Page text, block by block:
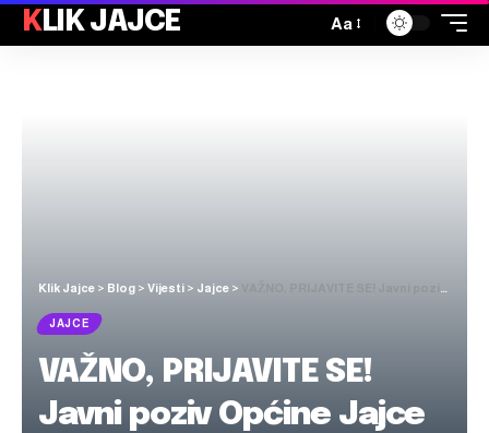
KLIK JAJCE Aa
Klik Jajce > Blog > Vijesti > Jajce >
JAJCE
VAŽNO, PRIJAVITE SE!
Javni poziv Općine Jajce